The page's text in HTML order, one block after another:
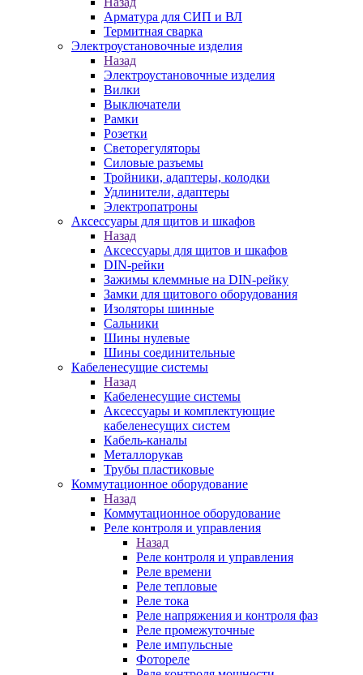
Арматура для СИП и ВЛ
Термитная сварка
Электроустановочные изделия
Назад
Электроустановочные изделия
Вилки
Выключатели
Рамки
Розетки
Светорегуляторы
Силовые разъемы
Тройники, адаптеры, колодки
Удлинители, адаптеры
Электропатроны
Аксессуары для щитов и шкафов
Назад
Аксессуары для щитов и шкафов
DIN-рейки
Зажимы клеммные на DIN-рейку
Замки для щитового оборудования
Изоляторы шинные
Сальники
Шины нулевые
Шины соединительные
Кабеленесущие системы
Назад
Кабеленесущие системы
Аксессуары и комплектующие
кабеленесущих систем
Кабель-каналы
Металлорукав
Трубы пластиковые
Коммутационное оборудование
Назад
Коммутационное оборудование
Реле контроля и управления
Назад
Реле контроля и управления
Реле времени
Реле тепловые
Реле тока
Реле напряжения и контроля фаз
Реле промежуточные
Реле импульсные
Фотореле